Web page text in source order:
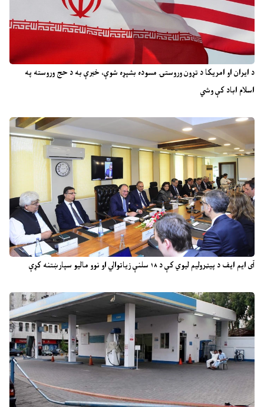
د ایران او امریکا د تړون وروستۍ مسوده بشپړه شوې، خبرې به د حج وروسته په
اسلام اباد کې وشي
آی ایم ایف د پیټرولیم لیوي کې د ۱۸ سلنې زیاتوالي او نوو مالیو سپارښتنه کړې